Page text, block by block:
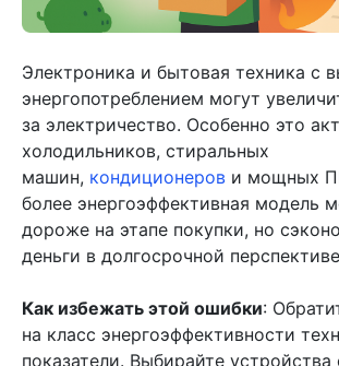
Электроника и бытовая техника с
энергопотреблением могут
за электричество. Особенно это
холодильников, стиральных
машин, кондиционеров и мощных
более энергоэффективная модель
дороже на этапе покупки, но
деньги в долгосрочной
Как избежать этой ошибки:
на класс энергоэффективности
показатели. Выбирайте устройства